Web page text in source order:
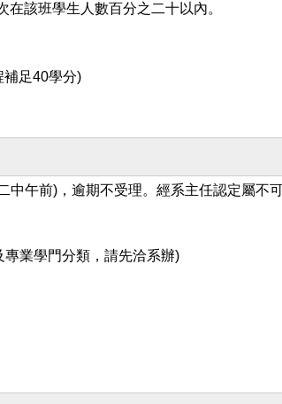
該班學生人數百分之二十以內。
補足40學分)
午前)，逾期不受理。經系主任認定屬不
業學門分類，請先洽系辦)